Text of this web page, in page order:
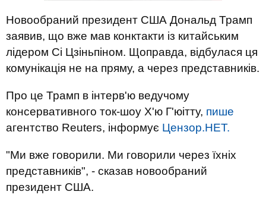
Новообраний президент США Дональд Трамп
заявив, що вже мав конктакти із китайським
лідером Сі Цзіньпіном. Щоправда, відбулася ця
комунікація не на пряму, а через представників.
Про це Трамп в інтерв'ю ведучому
консервативного ток-шоу Х'ю Г'юітту, пише
агентство Reuters, інформує Цензор.НЕТ.
"Ми вже говорили. Ми говорили через їхніх
представників", - сказав новообраний
президент США.